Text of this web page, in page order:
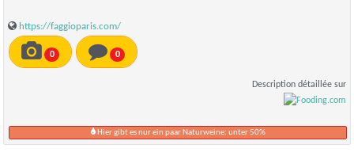
https://faggioparis.com/
0 0
Description détaillée sur
Hier gibt es nur ein paar Naturweine: unter 50%